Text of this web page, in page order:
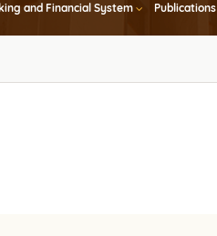
and Financial System Publications